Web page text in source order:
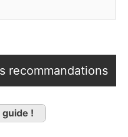
recommandations
guide !